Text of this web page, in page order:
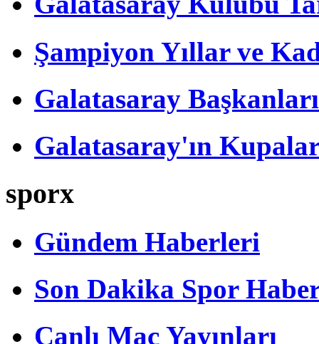
Şampiyon Yıllar ve
Galatasaray Başkanları
Galatasaray'ın
sporx
Gündem Haberleri
Son Dakika Spor
Canlı Maç Yayınları